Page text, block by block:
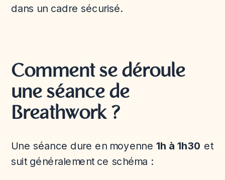
dans un cadre sécurisé.
Comment se déroule
une séance de
Breathwork ?
Une séance dure en moyenne 1h à 1h30 et
suit généralement ce schéma :